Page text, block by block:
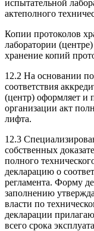
испытательной
актеполного
Копии протоколов
лаборатории
хранение копий
12.2 На основании
соответствия
(центр) оформляет и
организации акт
лифта.
12.3
собственных
полного
декларацию о
регламента. Форму
заполнению
власти по
декларации
всего срока